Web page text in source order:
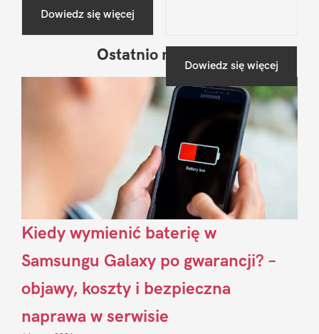
Dowiedz się więcej
Dowiedz się więcej
Sidebar
Ostatnio na blogu
Kiedy wymienić baterię w
Samsungu Galaxy po gwarancji? –
objawy, koszty i bezpieczna
naprawa w serwisie